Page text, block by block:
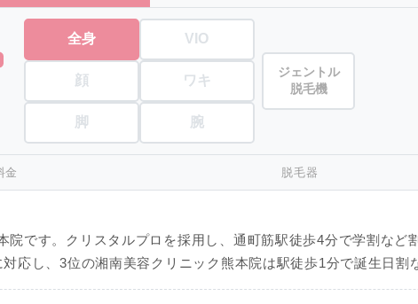
全身 VIO
顔 ワキ
脚 腕
ジェントル
脱毛機
金 脱毛器
です。クリスタルプロを採用し、通町筋駅徒歩4分で学割など
応し、3位の湘南美容クリニック熊本院は駅徒歩1分で誕生日割